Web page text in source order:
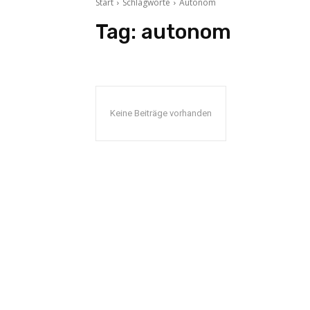
Start Schlagworte Autonom
Tag: autonom
Keine Beiträge vorhanden